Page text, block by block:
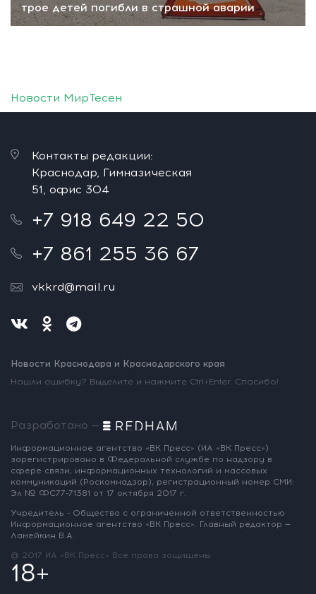
трое детей погибли в страшной аварии
Новости МирТесен
Контакты редакции:
Краснодар, Гимназическая
51, офис 304
+7 918 649 22 50
+7 861 255 36 67
vkkrd@mail.ru
Новости Краснодара и Краснодарского края
Нашли ошибку? Выделите и нажмите Ctrl+Enter. Спасибо!
Разработано —
Информационное агентство «ВК Пресс» (ИА «ВК Пресс»)
зарегистрировано в Федеральной службе по надзору в
сфере связи, информационных технологий и массовых
коммуникаций (Роскомнадзор), регистрационный номер СМИ:
Эл № ФС77-71381 от 17 октября 2017 г.
Учредитель - Общество с ограниченной ответственностью
Информационное агентство «ВК Пресс». Главный редактор —
Ламейкин В.А.
@ 2017 ИА «ВК Пресс» Все права защищены
18+